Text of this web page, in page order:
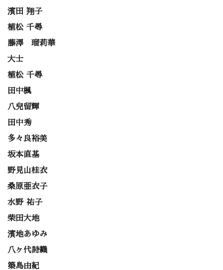
濱田 翔子
植松 千尋
藤澤 瑠莉華
大士
植松 千尋
田中楓
八兒留輝
田中秀
多々良裕美
坂本直基
野見山桂衣
桑原亜衣子
水野 祐子
柴田大地
濱地あゆみ
八ヶ代詩織
築島由紀